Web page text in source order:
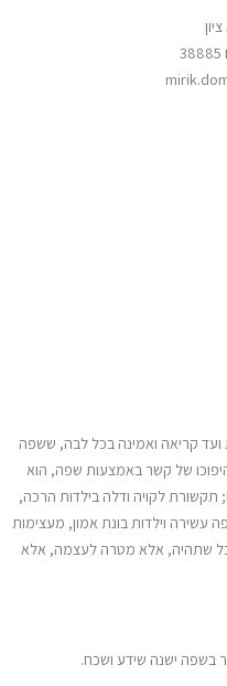
ועד קריאה ואמינה בכל לבה, ששפה
של קשר באמצעות שפה, הוא
תקשורת לקויה ודלה בילדות הרכה,
עשירה וילדות בונת אמון, מעצימות
שתהיה, אלא מטרה לעצמה, אלא
בשפה ישנה שידע ושכח.